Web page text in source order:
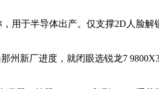
于半导体出产。仅支撑2D人脸解
新厂进度，就闭眼选锐龙7